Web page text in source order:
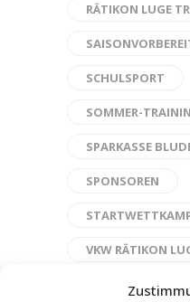
RÄTIKON LUGE
SCHULSPORT
SOMMER-
SPARKASSE
SPONSOREN
VKW RÄTIKON
WELT-